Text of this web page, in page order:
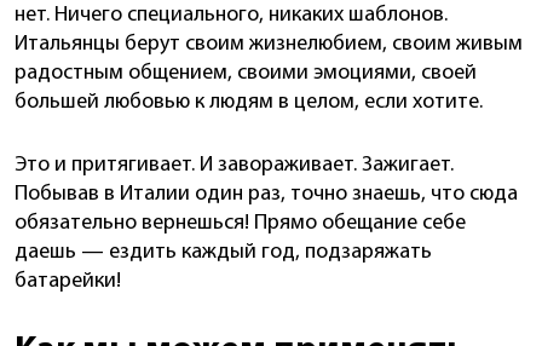
нет. Ничего специального, никаких шаблонов.
Итальянцы берут своим жизнелюбием, своим живым
радостным общением, своими эмоциями, своей
большей любовью к людям в целом, если хотите.
Это и притягивает. И завораживает. Зажигает.
Побывав в Италии один раз, точно знаешь, что сюда
обязательно вернешься! Прямо обещание себе
даешь — ездить каждый год, подзаряжать
батарейки!